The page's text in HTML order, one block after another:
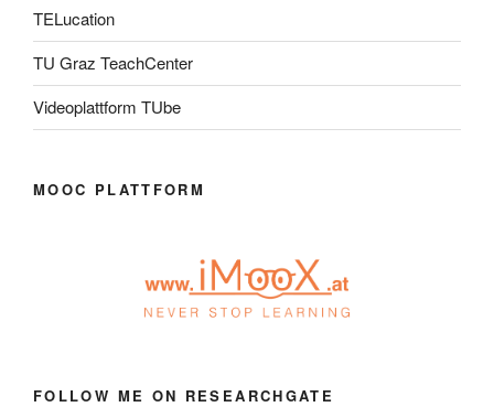
TELucation
TU Graz TeachCenter
Videoplattform TUbe
MOOC PLATTFORM
FOLLOW ME ON RESEARCHGATE